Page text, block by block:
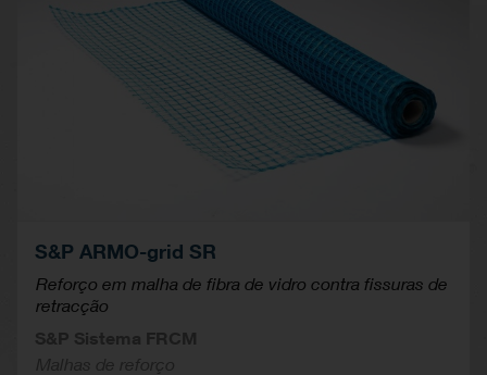
S&P ARMO-grid SR
Reforço em malha de fibra de vidro contra fissuras de
retracção
S&P Sistema FRCM
Malhas de reforço